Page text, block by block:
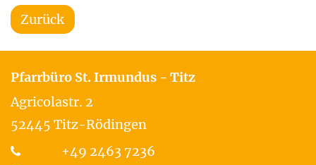
Zurück
Pfarrbüro St. Irmundus - Titz
Agricolastr. 2
52445 Titz-Rödingen
+49 2463 7236